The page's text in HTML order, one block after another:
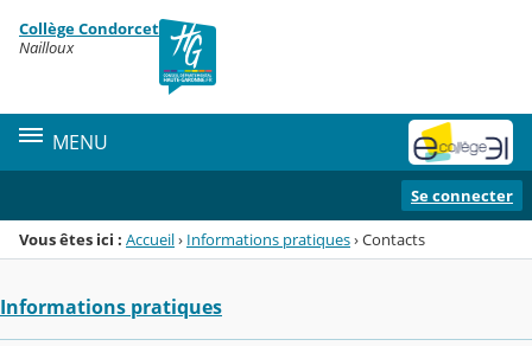
Menu de la rubrique
Contenu
Collège Condorcet
Nailloux
MENU
Se connecter
Vous êtes ici : Accueil› Informations pratiques›Contacts
Informations pratiques